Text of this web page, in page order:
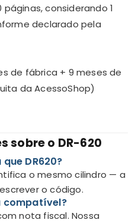
páginas, considerando 1
declarado pela
de fábrica + 9 meses de
da AcessoShop)
sobre o DR-620
DR620?
o mesmo cilindro — a
o código.
compatível?
nota fiscal. Nossa